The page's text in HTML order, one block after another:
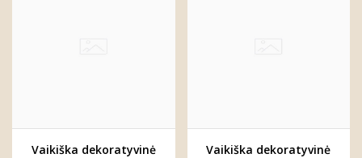
Vaikiška dekoratyvinė
Vaikiška dekoratyvinė